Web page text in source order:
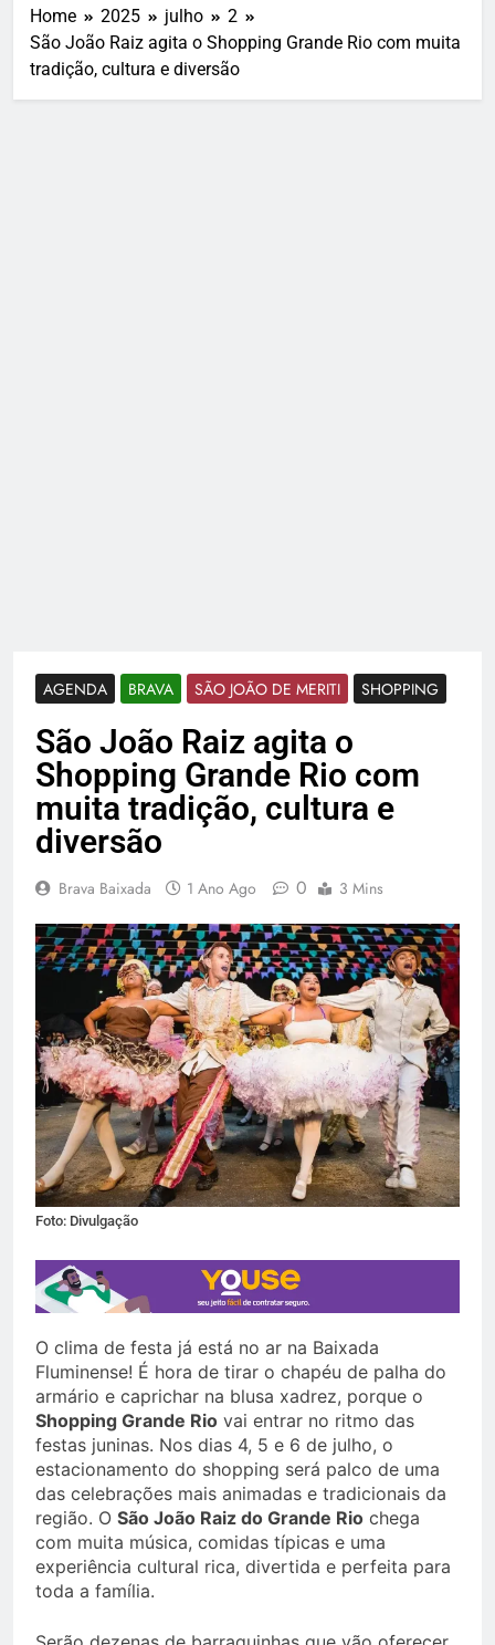
Home 2025 julho
2
São João Raiz agita o Shopping Grande Rio com muita
tradição, cultura e diversão
AGENDA BRAVA SÃO JOÃO DE MERITI SHOPPING
São João Raiz agita o
Shopping Grande Rio com
muita tradição, cultura e
diversão
Brava Baixada 1 Ano Ago 0 3 Mins
Foto: Divulgação
O clima de festa já está no ar na Baixada
Fluminense! É hora de tirar o chapéu de palha do
armário e caprichar na blusa xadrez, porque o
Shopping Grande Rio vai entrar no ritmo das
festas juninas. Nos dias 4, 5 e 6 de julho, o
estacionamento do shopping será palco de uma
das celebrações mais animadas e tradicionais da
região. O São João Raiz do Grande Rio chega
com muita música, comidas típicas e uma
experiência cultural rica, divertida e perfeita para
toda a família.